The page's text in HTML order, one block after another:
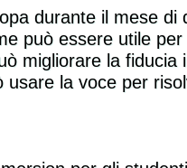
durante il mese di
può essere utile
migliorare la fiducia
la voce per